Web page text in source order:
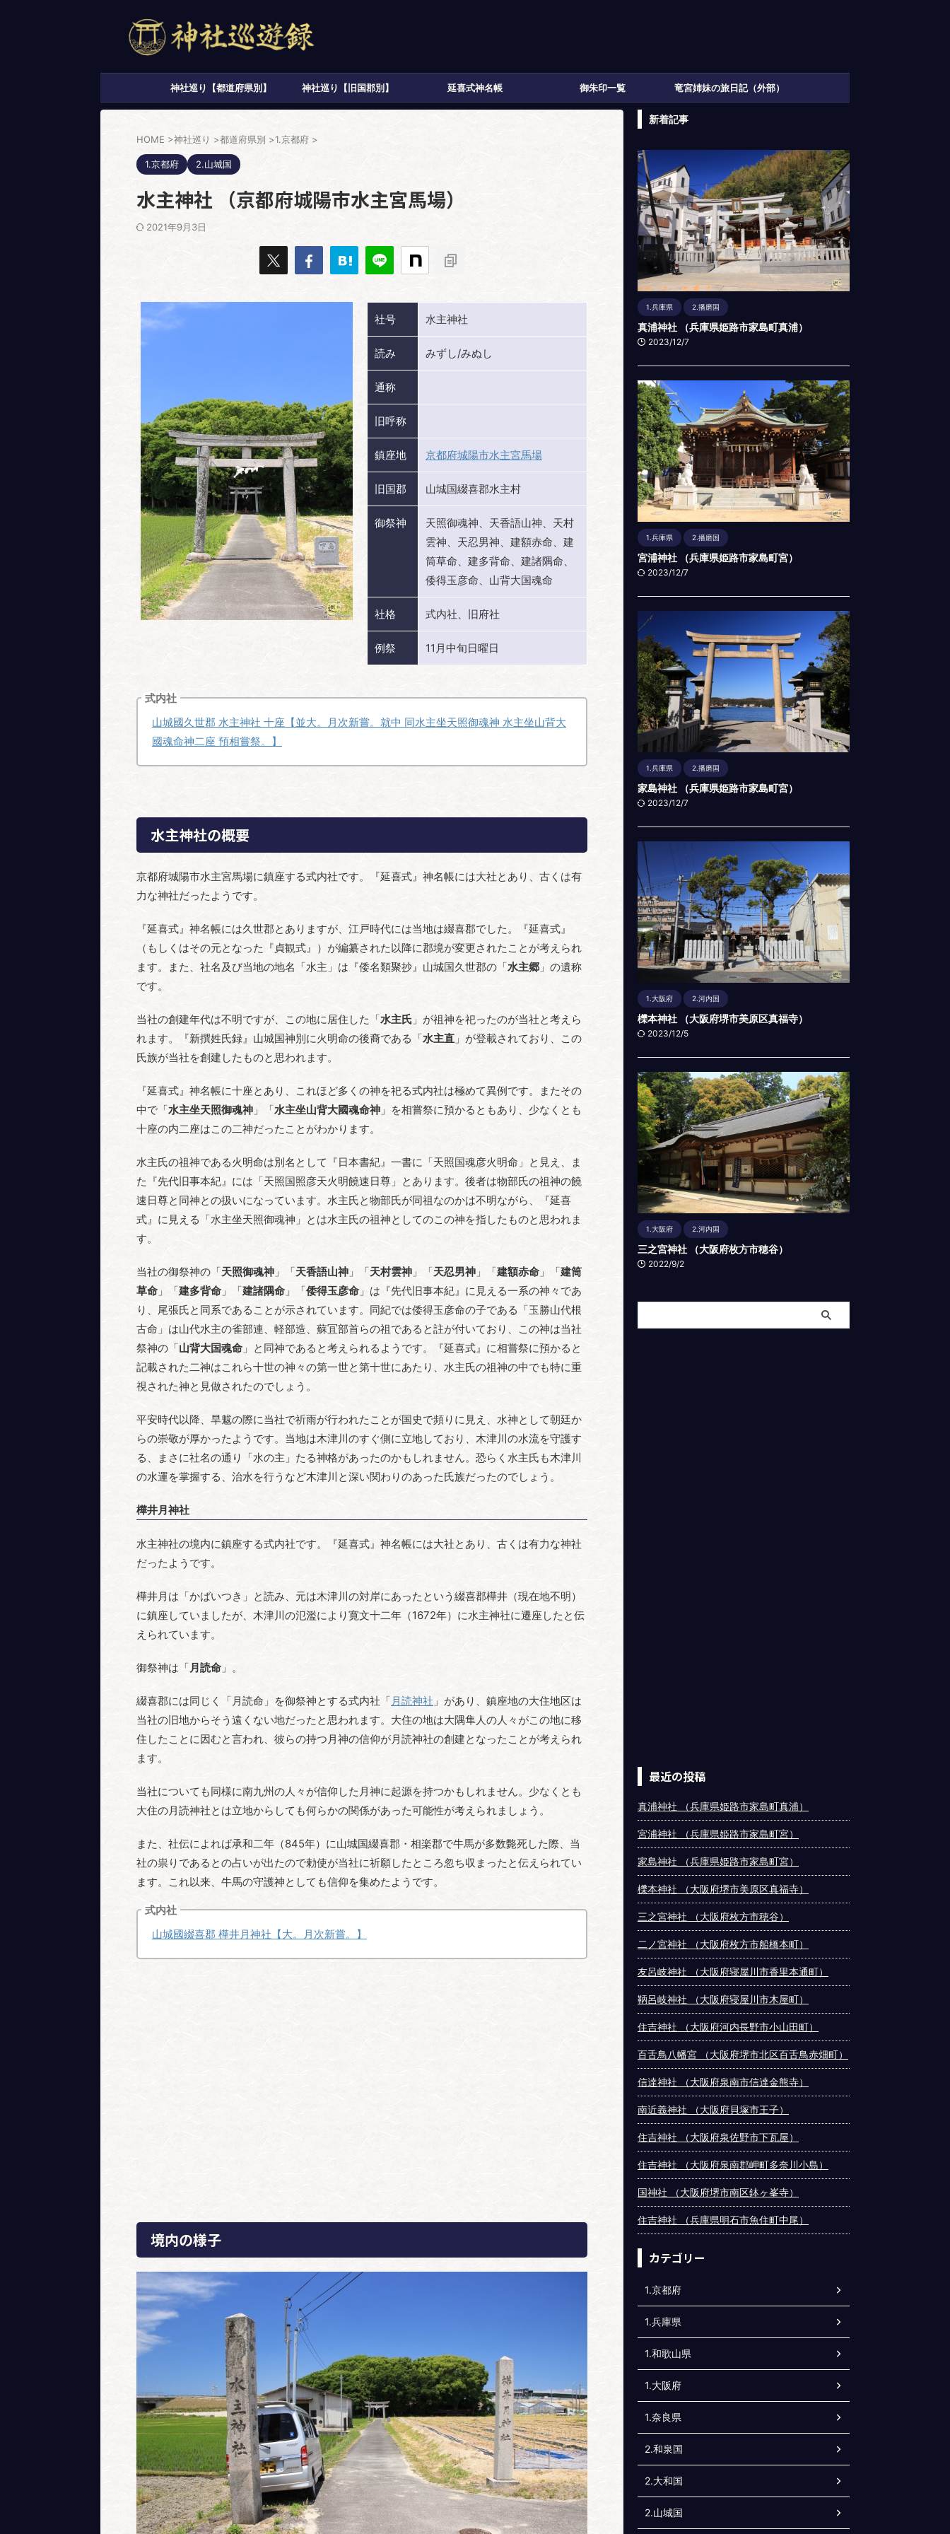
神社巡り【都道府県別】 神社巡り【旧国郡別】 延喜式神名帳 御朱印一覧 竜宮姉妹の旅日記（外部）
HOME >神社巡り >都道府県別 >1.京都府 >
1.京都府 2.山城国
水主神社 （京都府城陽市水主宮馬場）
2021年9月3日
社号 水主神社
読み みずし/みぬし
通称
旧呼称
鎮座地 京都府城陽市水主宮馬場
旧国郡 山城国綴喜郡水主村
御祭神
天照御魂神、天香語山神、天村
雲神、天忍男神、建額赤命、建
筒草命、建多背命、建諸隅命、
倭得玉彦命、山背大国魂命
社格 式内社、旧府社
例祭 11月中旬日曜日
式内社
山城國久世郡 水主神社 十座【並大。月次新嘗。就中 同水主坐天照御魂神 水主坐山背大
國魂命神二座 預相嘗祭。】
水主神社の概要
京都府城陽市水主宮馬場に鎮座する式内社です。『延喜式』神名帳には大社とあり、古くは有
力な神社だったようです。
『延喜式』神名帳には久世郡とありますが、江戸時代には当地は綴喜郡でした。『延喜式』
（もしくはその元となった『貞観式』）が編纂された以降に郡境が変更されたことが考えられ
ます。また、社名及び当地の地名「水主」は『倭名類聚抄』山城国久世郡の「水主郷 」の遺称
です。
当社の創建年代は不明ですが、この地に居住した「水主氏 」が祖神を祀ったのが当社と考えら
れます。『新撰姓氏録』山城国神別に火明命の後裔である「水主直 」が登載されており、この
氏族が当社を創建したものと思われます。
『延喜式』神名帳に十座とあり、これほど多くの神を祀る式内社は極めて異例です。またその
中で「水主坐天照御魂神 」「水主坐山背大國魂命神 」を相嘗祭に預かるともあり、少なくとも
十座の内二座はこの二神だったことがわかります。
水主氏の祖神である火明命は別名として『日本書紀』一書に「天照国魂彦火明命」と見え、ま
た『先代旧事本紀』には「天照国照彦天火明饒速日尊」とあります。後者は物部氏の祖神の饒
速日尊と同神との扱いになっています。水主氏と物部氏が同祖なのかは不明ながら、『延喜
式』に見える「水主坐天照御魂神」とは水主氏の祖神としてのこの神を指したものと思われま
す。
当社の御祭神の「天照御魂神 」「天香語山神 」「天村雲神 」「天忍男神 」「建額赤命 」「建筒
草命 」「建多背命 」「建諸隅命 」「倭得玉彦命 」は『先代旧事本紀』に見える一系の神々であ
り、尾張氏と同系であることが示されています。同紀では倭得玉彦命の子である「玉勝山代根
古命」は山代水主の雀部連、軽部造、蘇冝部首らの祖であると註が付いており、この神は当社
祭神の「山背大国魂命 」と同神であると考えられるようです。『延喜式』に相嘗祭に預かると
記載された二神はこれら十世の神々の第一世と第十世にあたり、水主氏の祖神の中でも特に重
視された神と見做されたのでしょう。
平安時代以降、旱魃の際に当社で祈雨が行われたことが国史で頻りに見え、水神として朝廷か
らの崇敬が厚かったようです。当地は木津川のすぐ側に立地しており、木津川の水流を守護す
る、まさに社名の通り「水の主」たる神格があったのかもしれません。恐らく水主氏も木津川
の水運を掌握する、治水を行うなど木津川と深い関わりのあった氏族だったのでしょう。
樺井月神社
水主神社の境内に鎮座する式内社です。『延喜式』神名帳には大社とあり、古くは有力な神社
だったようです。
樺井月は「かばいつき」と読み、元は木津川の対岸にあったという綴喜郡樺井（現在地不明）
に鎮座していましたが、木津川の氾濫により寛文十二年（1672年）に水主神社に遷座したと伝
えられています。
御祭神は「月読命 」。
綴喜郡には同じく「月読命」を御祭神とする式内社「月読神社 」があり、鎮座地の大住地区は
当社の旧地からそう遠くない地だったと思われます。大住の地は大隅隼人の人々がこの地に移
住したことに因むと言われ、彼らの持つ月神の信仰が月読神社の創建となったことが考えられ
ます。
当社についても同様に南九州の人々が信仰した月神に起源を持つかもしれません。少なくとも
大住の月読神社とは立地からしても何らかの関係があった可能性が考えられましょう。
また、社伝によれば承和二年（845年）に山城国綴喜郡・相楽郡で牛馬が多数斃死した際、当
社の祟りであるとの占いが出たので勅使が当社に祈願したところ忽ち収まったと伝えられてい
ます。これ以来、牛馬の守護神としても信仰を集めたようです。
式内社
山城國綴喜郡 樺井月神社【大。月次新嘗。】
境内の様子
新着記事
1.兵庫県 2.播磨国
真浦神社 （兵庫県姫路市家島町真浦）
2023/12/7
1.兵庫県 2.播磨国
宮浦神社 （兵庫県姫路市家島町宮）
2023/12/7
1.兵庫県 2.播磨国
家島神社 （兵庫県姫路市家島町宮）
2023/12/7
1.大阪府 2.河内国
櫟本神社 （大阪府堺市美原区真福寺）
2023/12/5
1.大阪府 2.河内国
三之宮神社 （大阪府枚方市穂谷）
2022/9/2
最近の投稿
真浦神社 （兵庫県姫路市家島町真浦）
宮浦神社 （兵庫県姫路市家島町宮）
家島神社 （兵庫県姫路市家島町宮）
櫟本神社 （大阪府堺市美原区真福寺）
三之宮神社 （大阪府枚方市穂谷）
二ノ宮神社 （大阪府枚方市船橋本町）
友呂岐神社 （大阪府寝屋川市香里本通町）
鞆呂岐神社 （大阪府寝屋川市木屋町）
住吉神社 （大阪府河内長野市小山田町）
百舌鳥八幡宮 （大阪府堺市北区百舌鳥赤畑町）
信達神社 （大阪府泉南市信達金熊寺）
南近義神社 （大阪府貝塚市王子）
住吉神社 （大阪府泉佐野市下瓦屋）
住吉神社 （大阪府泉南郡岬町多奈川小島）
国神社 （大阪府堺市南区鉢ヶ峯寺）
住吉神社 （兵庫県明石市魚住町中尾）
カテゴリー
1.京都府
1.兵庫県
1.和歌山県
1.大阪府
1.奈良県
2.和泉国
2.大和国
2.山城国